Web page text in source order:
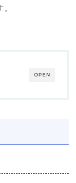
OPEN